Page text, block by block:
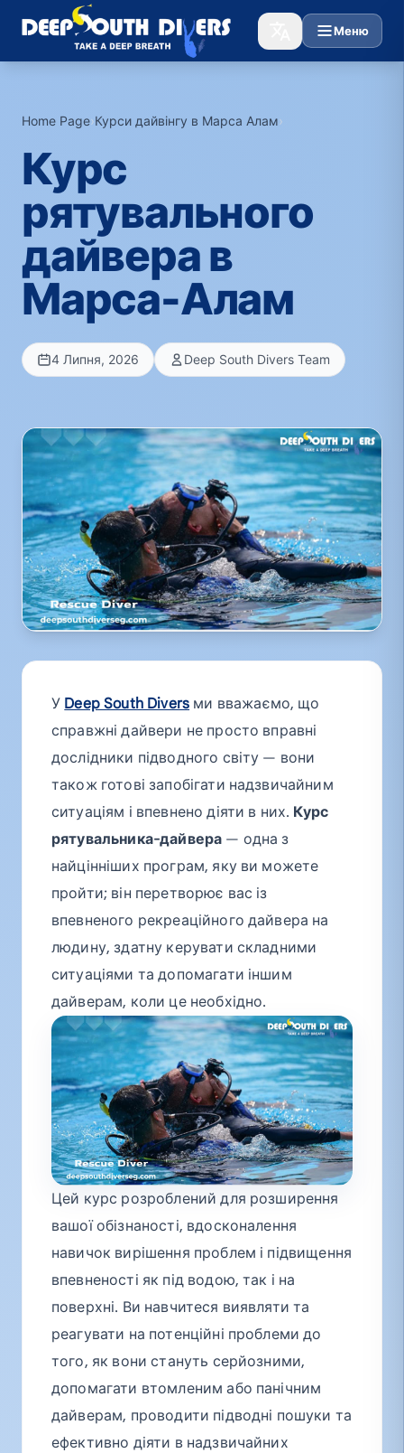
Меню
Home Page›Курси дайвінгу в Марса Алам›
Курс
рятувального
дайвера в
Марса-Алам
4 Липня, 2026 Deep South Divers Team
У Deep South Divers ми вважаємо, що
справжні дайвери не просто вправні
дослідники підводного світу — вони
також готові запобігати надзвичайним
ситуаціям і впевнено діяти в них. Курс
рятувальника-дайвера — одна з
найцінніших програм, яку ви можете
пройти; він перетворює вас із
впевненого рекреаційного дайвера на
людину, здатну керувати складними
ситуаціями та допомагати іншим
дайверам, коли це необхідно.
Цей курс розроблений для розширення
вашої обізнаності, вдосконалення
навичок вирішення проблем і підвищення
впевненості як під водою, так і на
поверхні. Ви навчитеся виявляти та
реагувати на потенційні проблеми до
того, як вони стануть серйозними,
допомагати втомленим або панічним
дайверам, проводити підводні пошуки та
ефективно діяти в надзвичайних